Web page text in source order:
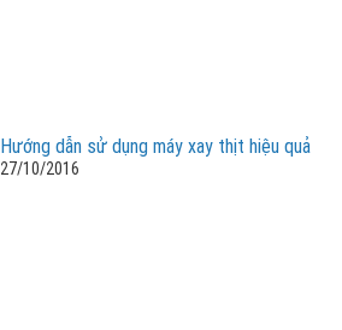
Hướng dẫn sử dụng máy xay thịt hiệu quả
27/10/2016